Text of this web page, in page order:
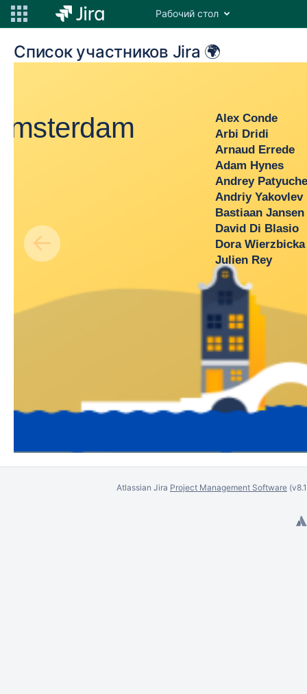
Рабочий стол
Список участников Jira 🌍
←
Alex Conde
Arbi Dridi
Arnaud Errede
Adam Hynes
Andrey Patyuchenko
Andriy Yakovlev
Bastiaan Jansen
David Di Blasio
Dora Wierzbicka
Julien Rey
Atlassian Jira Project Management Software